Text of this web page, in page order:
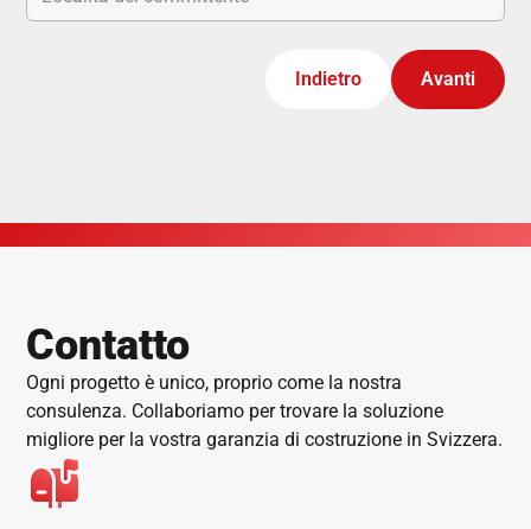
Indietro Avanti
Contatto
Ogni progetto è unico, proprio come la nostra
consulenza. Collaboriamo per trovare la soluzione
migliore per la vostra garanzia di costruzione in Svizzera.